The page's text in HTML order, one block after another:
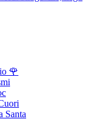
🌹
Santa